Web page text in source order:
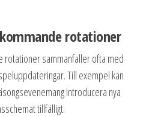
rotationer
rotationer sammanfaller ofta med
Till exempel kan
introducera nya
tillfälligt.